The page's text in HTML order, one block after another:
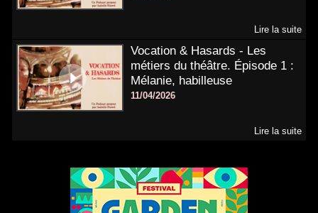
Lire la suite
Vocation & Hasards - Les
métiers du théâtre. Épisode 1 :
Mélanie, habilleuse
11/04/2026
Lire la suite